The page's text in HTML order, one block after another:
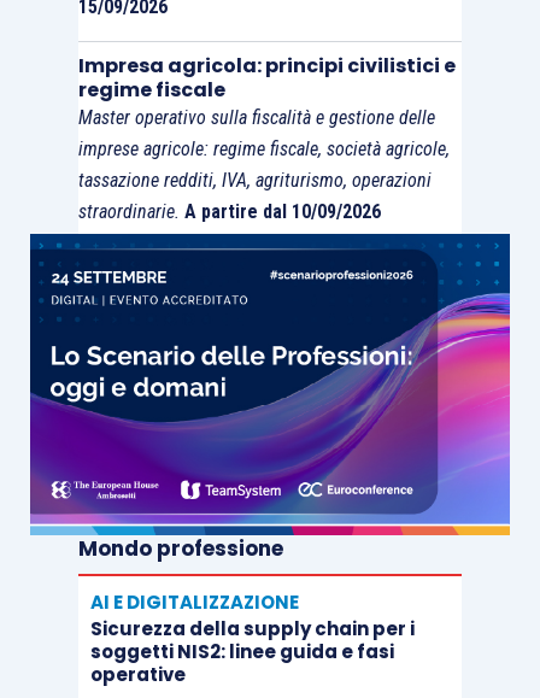
15/09/2026
Impresa agricola: principi civilistici e
regime fiscale
Master operativo sulla fiscalità e gestione delle
imprese agricole: regime fiscale, società agricole,
tassazione redditi, IVA, agriturismo, operazioni
straordinarie. A partire dal 10/09/2026
Mondo professione
AI E DIGITALIZZAZIONE
Sicurezza della supply chain per i
soggetti NIS2: linee guida e fasi
operative